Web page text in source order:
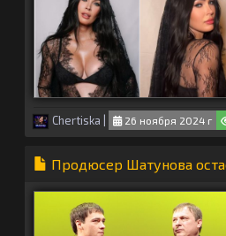
Chertiska 26 ноября 2024 г
Продюсер Шатунова